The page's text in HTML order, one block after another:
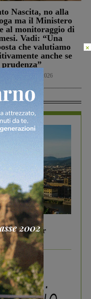
Nascita, no alla
ma il Ministero
al monitoraggio di
Vadi: “Una
che valutiamo
anche se
prudenza”
6 Agosto 2026
per far
×